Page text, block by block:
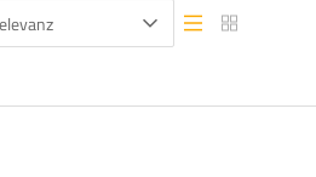
Listenansicht
Listenansicht